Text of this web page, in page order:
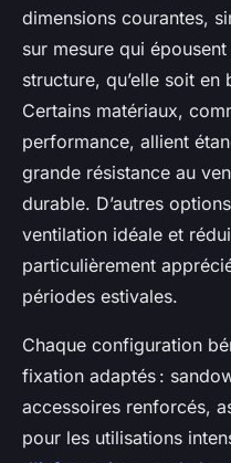
dimensions courantes,
sur mesure qui
structure, qu’elle soit
Certains matériaux,
performance, allient
grande résistance au
durable. D’autres
ventilation idéale et
particulièrement
périodes estivales.
Chaque configuration
fixation adaptés :
accessoires renforcés,
pour les utilisations